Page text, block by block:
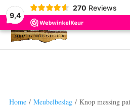
9,4
270 Reviews
Home/ Meubelbeslag/ Knop messing